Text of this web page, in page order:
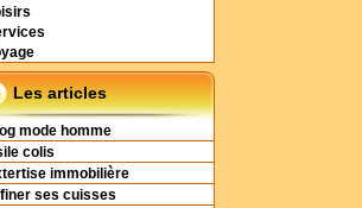
Les articles
mode homme
colis
immobilière
ses cuisses